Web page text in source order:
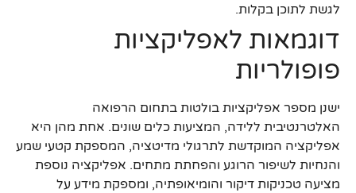
לגשת לתוכן בקלות.
דוגמאות לאפליקציות
פופולריות
ישנן מספר אפליקציות בולטות בתחום הרפואה
האלטרנטיבית ללידה, המציעות כלים שונים. אחת מהן היא
אפליקציה המוקדשת לתרגולי מדיטציה, המספקת קטעי שמע
והנחיות לשיפור הרוגע והפחתת מתחים. אפליקציה נוספת
מציעה טכניקות דיקור והומיאופתיה, ומספקת מידע על